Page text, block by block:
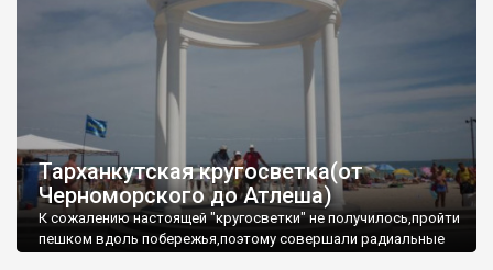
Тарханкутская кругосветка(от
Черноморского до Атлеша)
К сожалению настоящей "кругосветки" не получилось,пройти
пешком вдоль побережья,поэтому совершали радиальные